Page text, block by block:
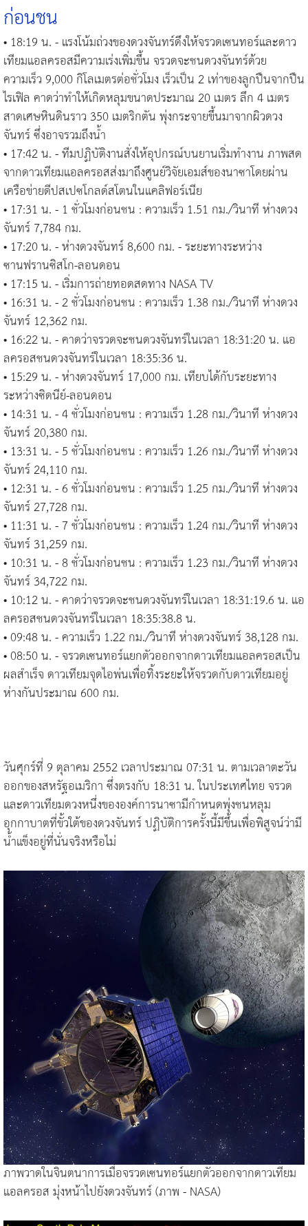
ก่อนชน
• 18:19 น. - แรงโน้มถ่วงของดวงจันทร์ดึงให้จรวดเซนทอร์และดาว
เทียมแอลครอสมีความเร่งเพิ่มขึ้น จรวดจะชนดวงจันทร์ด้วย
ความเร็ว 9,000 กิโลเมตรต่อชั่วโมง เร็วเป็น 2 เท่าของลูกปืนจากปืน
ไรเฟิล คาดว่าทำให้เกิดหลุมขนาดประมาณ 20 เมตร ลึก 4 เมตร
สาดเศษหินดินราว 350 เมตริกตัน พุ่งกระจายขึ้นมาจากผิวดวง
จันทร์ ซึ่งอาจรวมถึงน้ำ
• 17:42 น. - ทีมปฏิบัติงานสั่งให้อุปกรณ์บนยานเริ่มทำงาน ภาพสด
จากดาวเทียมแอลครอสส่งมาถึงศูนย์วิจัยเอมส์ของนาซาโดยผ่าน
เครือข่ายดีปสเปซโกลด์สโตนในแคลิฟอร์เนีย
• 17:31 น. - 1 ชั่วโมงก่อนชน : ความเร็ว 1.51 กม./วินาที ห่างดวง
จันทร์ 7,784 กม.
• 17:20 น. - ห่างดวงจันทร์ 8,600 กม. - ระยะทางระหว่าง
ซานฟรานซิสโก-ลอนดอน
• 17:15 น. - เริ่มการถ่ายทอดสดทาง NASA TV
• 16:31 น. - 2 ชั่วโมงก่อนชน : ความเร็ว 1.38 กม./วินาที ห่างดวง
จันทร์ 12,362 กม.
• 16:22 น. - คาดว่าจรวดจะชนดวงจันทร์ในเวลา 18:31:20 น. แอ
ลครอสชนดวงจันทร์ในเวลา 18:35:36 น.
• 15:29 น. - ห่างดวงจันทร์ 17,000 กม. เทียบได้กับระยะทาง
ระหว่างซิดนีย์-ลอนดอน
• 14:31 น. - 4 ชั่วโมงก่อนชน : ความเร็ว 1.28 กม./วินาที ห่างดวง
จันทร์ 20,380 กม.
• 13:31 น. - 5 ชั่วโมงก่อนชน : ความเร็ว 1.26 กม./วินาที ห่างดวง
จันทร์ 24,110 กม.
• 12:31 น. - 6 ชั่วโมงก่อนชน : ความเร็ว 1.25 กม./วินาที ห่างดวง
จันทร์ 27,728 กม.
• 11:31 น. - 7 ชั่วโมงก่อนชน : ความเร็ว 1.24 กม./วินาที ห่างดวง
จันทร์ 31,259 กม.
• 10:31 น. - 8 ชั่วโมงก่อนชน : ความเร็ว 1.23 กม./วินาที ห่างดวง
จันทร์ 34,722 กม.
• 10:12 น. - คาดว่าจรวดจะชนดวงจันทร์ในเวลา 18:31:19.6 น. แอ
ลครอสชนดวงจันทร์ในเวลา 18:35:38.8 น.
• 09:48 น. - ความเร็ว 1.22 กม./วินาที ห่างดวงจันทร์ 38,128 กม.
• 08:50 น. - จรวดเซนทอร์แยกตัวออกจากดาวเทียมแอลครอสเป็น
ผลสำเร็จ ดาวเทียมจุดไอพ่นเพื่อทิ้งระยะให้จรวดกับดาวเทียมอยู่
ห่างกันประมาณ 600 กม.
วันศุกร์ที่ 9 ตุลาคม 2552 เวลาประมาณ 07:31 น. ตามเวลาตะวัน
ออกของสหรัฐอเมริกา ซึ่งตรงกับ 18:31 น. ในประเทศไทย จรวด
และดาวเทียมดวงหนึ่งขององค์การนาซามีกำหนดพุ่งชนหลุม
อุกกาบาตที่ขั้วใต้ของดวงจันทร์ ปฏิบัติการครั้งนี้มีขึ้นเพื่อพิสูจน์ว่ามี
น้ำแข็งอยู่ที่นั่นจริงหรือไม่
ภาพวาดในจินตนาการเมื่อจรวดเซนทอร์แยกตัวออกจากดาวเทียม
แอลครอส มุ่งหน้าไปยังดวงจันทร์ (ภาพ - NASA)